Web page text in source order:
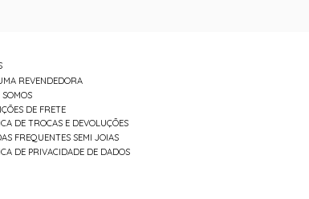
REVENDEDORA
DE FRETE
DE TROCAS E DEVOLUÇÕES
FREQUENTES SEMI JOIAS
DE PRIVACIDADE DE DADOS